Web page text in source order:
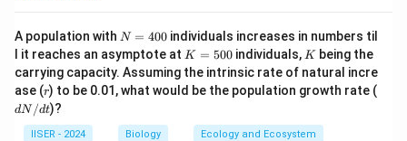
A population with N
=
4
0
0
N = 400 individuals increases in numbers til
l it reaches an asymptote at K
=
5
0
K = 500individuals, K
Kbeing the
carrying capacity. Assuming the intrinsic rate of natural incre
ase (r
r) to be 0.01, what would be the population growth rate (
dN/dt)?
IISER - 2024 Biology Ecology and Ecosystem